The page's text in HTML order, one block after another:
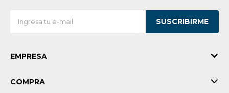
SUSCRIBIRME
EMPRESA
COMPRA